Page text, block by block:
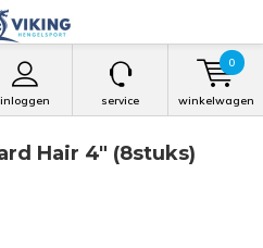
inloggen service winkelwagen
0
Hair 4" (8stuks)